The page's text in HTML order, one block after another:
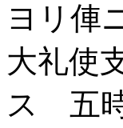
ヨリ俥
大礼使
ス 五